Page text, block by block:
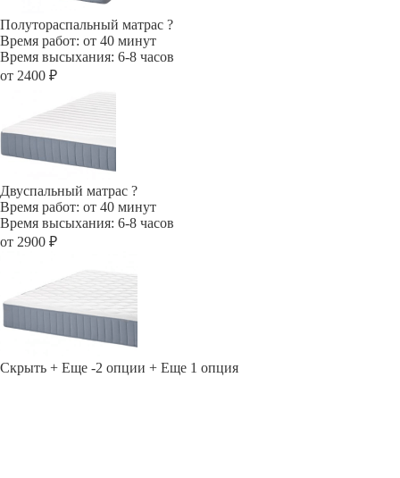
Полутораспальный матрас ?
Время работ: от 40 минут
Время высыхания: 6-8 часов
от 2400 ₽
Двуспальный матрас ?
Время работ: от 40 минут
Время высыхания: 6-8 часов
от 2900 ₽
Скрыть + Еще -2 опции + Еще 1 опция